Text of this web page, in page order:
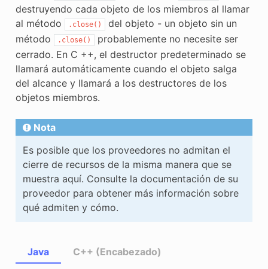
destruyendo cada objeto de los miembros al llamar
al método
.close()
del objeto - un objeto sin un
método
.close()
probablemente no necesite ser
cerrado. En C ++, el destructor predeterminado se
llamará automáticamente cuando el objeto salga
del alcance y llamará a los destructores de los
objetos miembros.
Nota
Es posible que los proveedores no admitan el
cierre de recursos de la misma manera que se
muestra aquí. Consulte la documentación de su
proveedor para obtener más información sobre
qué admiten y cómo.
Java C++ (Encabezado)